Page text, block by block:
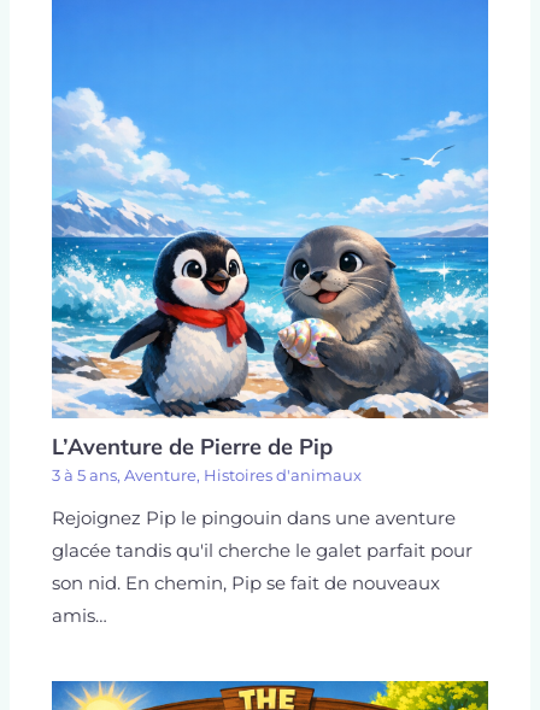
L’Aventure de Pierre de Pip
3 à 5 ans, Aventure, Histoires d'animaux
Rejoignez Pip le pingouin dans une aventure
glacée tandis qu'il cherche le galet parfait pour
son nid. En chemin, Pip se fait de nouveaux
amis…